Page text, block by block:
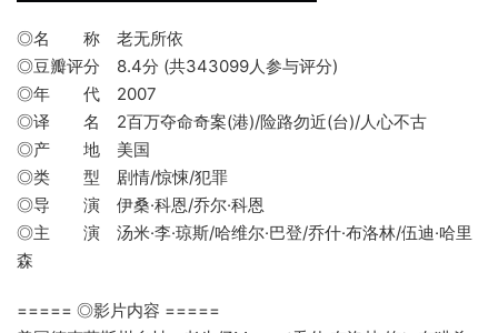
◎名 称 老无所依
◎豆瓣评分 8.4分 (共343099人参与评分)
◎年 代 2007
◎译 名 2百万夺命奇案(港)/险路勿近(台)/人心不古
◎产 地 美国
◎类 型 剧情/惊悚/犯罪
◎导 演 伊桑·科恩/乔尔·科恩
◎主 演 汤米·李·琼斯/哈维尔·巴登/乔什·布洛林/伍迪·哈里
森
===== ◎影片内容 =====